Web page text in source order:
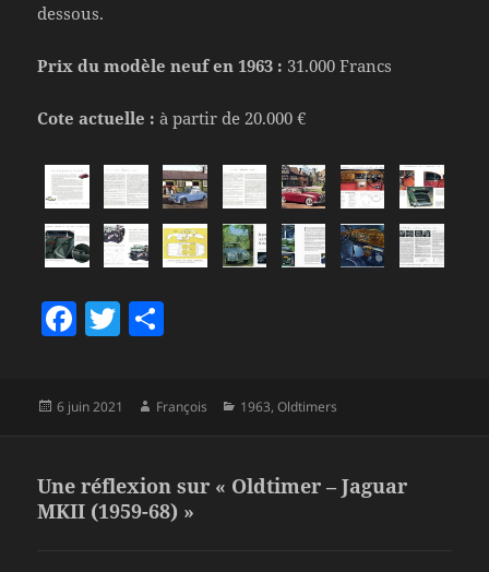
dessous.
Prix du modèle neuf en 1963 : 31.000 Francs
Cote actuelle :à partir de 20.000 €
F
e
o
o
T
itt
er a
er
Publié
6 juin 2021 Auteur
François Catégories
1963,Oldtimers
Une réflexion sur « Oldtimer – Jaguar
MKII (1959-68) »